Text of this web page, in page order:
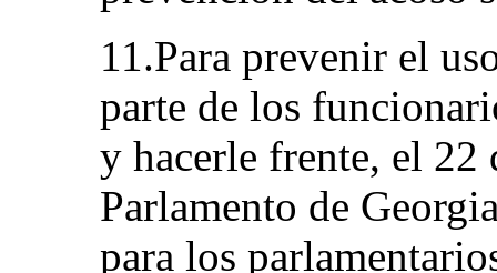
11.Para prevenir el
parte de los
y hacerle frente, el 22
Parlamento de
para los